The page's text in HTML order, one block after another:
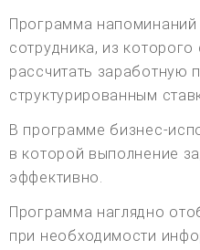
Программа напоминаний
сотрудника, из
рассчитать заработную
структурированным
В программе бизнес-
в которой выполнение
эффективно.
Программа наглядно
при необходимости